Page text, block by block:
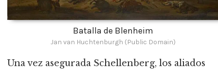
Batalla de Blenheim
Jan van Huchtenburgh (Public Domain)
Una vez asegurada Schellenberg, los aliados